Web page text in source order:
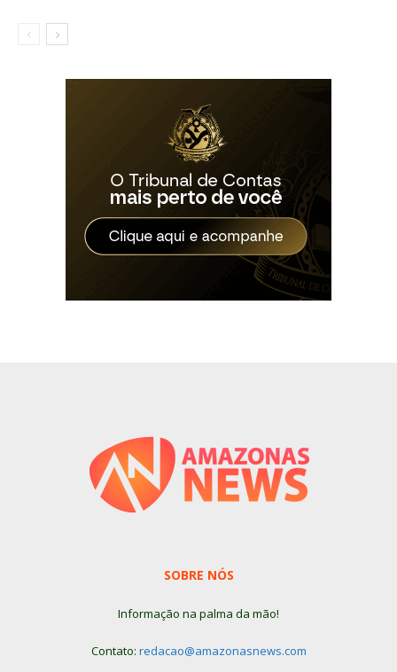
SOBRE NÓS
Informação na palma da mão!
Contato: redacao@amazonasnews.com